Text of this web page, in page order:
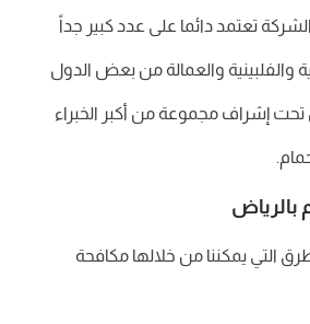
الشركة تعتمد دائما على عدد كبير جداً
والفلبينية والعمالة من بعض الدول
تحت إشراف مجموعة من أكبر الخبراء
بالرياض
التي يمكننا من خلالها مكافحة